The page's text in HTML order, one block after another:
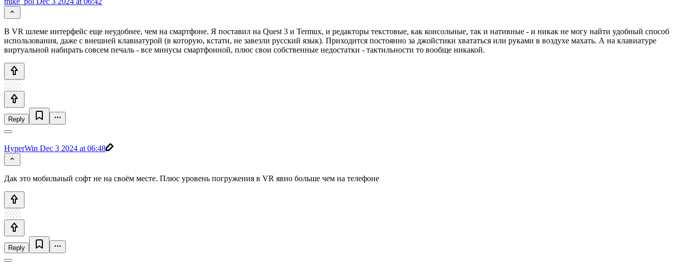
В VR шлеме интерфейс еще неудобнее, чем на смартфоне. Я поставил на Quest 3 и Termux, и редакторы текстовые, как консольные, так и нативные - и никак не могу найти удобный способ
использования, даже с внешней клавиатурой (в которую, кстати, не завезли русский язык). Приходится постоянно за джойстики хвататься или руками в воздухе махать. А на клавиатуре
виртуальной набирать совсем печаль - все минусы смартфонной, плюс свои собственные недостатки - тактильности то вообще никакой.
Reply
HyperWin Dec 3 2024 at 06:48
Дак это мобильный софт не на своём месте. Плюс уровень погружения в VR явно больше чем на телефоне
Reply